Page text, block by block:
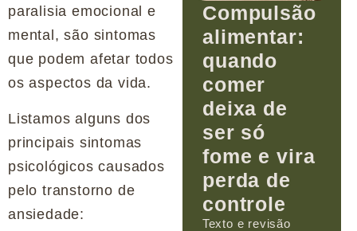
paralisia emocional e
mental, são sintomas
que podem afetar todos
os aspectos da vida.
Listamos alguns dos
principais sintomas
psicológicos causados
pelo transtorno de
ansiedade:
Compulsão
alimentar:
quando
comer
deixa de
ser só
fome e vira
perda de
controle
Texto e revisão